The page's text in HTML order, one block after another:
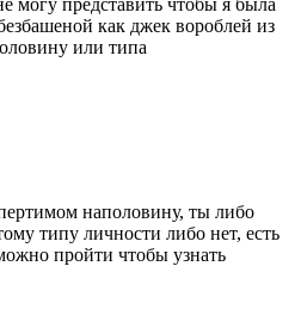
как джек вороблей из
или типа
наполовину, ты либо
типу личности либо нет, есть
пройти чтобы узнать